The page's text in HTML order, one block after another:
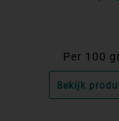
Per 100
Bekijk